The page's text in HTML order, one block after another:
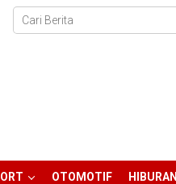
OTOMOTIF HIBURAN